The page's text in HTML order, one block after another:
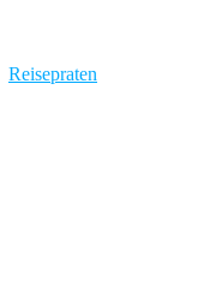
Reisepraten